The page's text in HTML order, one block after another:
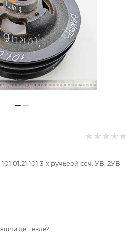
3-х ручьеой сеч. УВ, 2УВ
дешевле?